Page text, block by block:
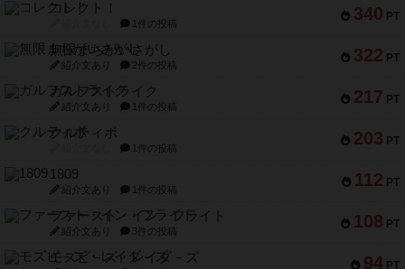
340 PT
コレクト！
1件の投稿
322 PT
無限まちがいさがし
紹介文あり 2件の投稿
217 PT
ガルフストライク
紹介文あり 1件の投稿
203 PT
クルティボ
1件の投稿
112 PT
1809
紹介文あり 1件の投稿
108 PT
ファースト・イン・フライト
紹介文あり 3件の投稿
94 PT
モズビ－ズ・レイダ－ズ